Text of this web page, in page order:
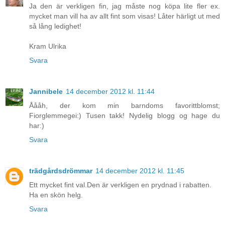
Ja den är verkligen fin, jag måste nog köpa lite fler ex.
mycket man vill ha av allt fint som visas! Låter härligt ut med
så lång ledighet!
Kram Ulrika
Svara
Jannibele 14 december 2012 kl. 11:44
Åååh, der kom min barndoms favorittblomst;
Fiorglemmegei:) Tusen takk! Nydelig blogg og hage du
har:)
Svara
trädgårdsdrömmar 14 december 2012 kl. 11:45
Ett mycket fint val.Den är verkligen en prydnad i rabatten.
Ha en skön helg.
Svara